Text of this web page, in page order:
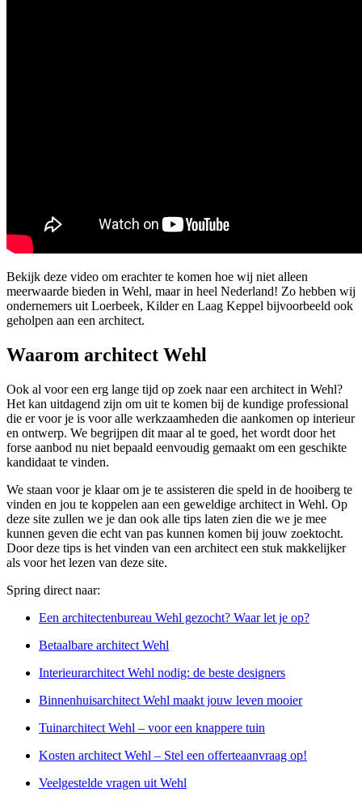
Bekijk deze video om erachter te komen hoe wij niet alleen
meerwaarde bieden in Wehl, maar in heel Nederland! Zo hebben wij
ondernemers uit Loerbeek, Kilder en Laag Keppel bijvoorbeeld ook
geholpen aan een architect.
Waarom architect Wehl
Ook al voor een erg lange tijd op zoek naar een architect in Wehl?
Het kan uitdagend zijn om uit te komen bij de kundige professional
die er voor je is voor alle werkzaamheden die aankomen op interieur
en ontwerp. We begrijpen dit maar al te goed, het wordt door het
forse aanbod nu niet bepaald eenvoudig gemaakt om een geschikte
kandidaat te vinden.
We staan voor je klaar om je te assisteren die speld in de hooiberg te
vinden en jou te koppelen aan een geweldige architect in Wehl. Op
deze site zullen we je dan ook alle tips laten zien die we je mee
kunnen geven die echt van pas kunnen komen bij jouw zoektocht.
Door deze tips is het vinden van een architect een stuk makkelijker
als voor het lezen van deze site.
Spring direct naar:
Een architectenbureau Wehl gezocht? Waar let je op?
Betaalbare architect Wehl
Interieurarchitect Wehl nodig: de beste designers
Binnenhuisarchitect Wehl maakt jouw leven mooier
Tuinarchitect Wehl – voor een knappere tuin
Kosten architect Wehl – Stel een offerteaanvraag op!
Veelgestelde vragen uit Wehl